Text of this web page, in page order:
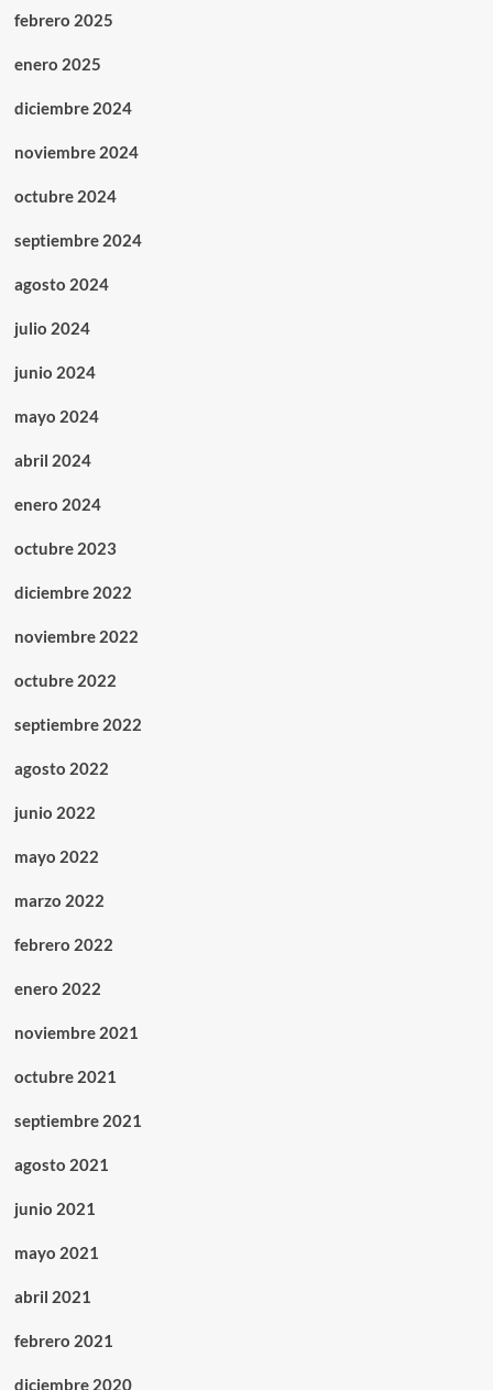
febrero 2025
enero 2025
diciembre 2024
noviembre 2024
octubre 2024
septiembre 2024
agosto 2024
julio 2024
junio 2024
mayo 2024
abril 2024
enero 2024
octubre 2023
diciembre 2022
noviembre 2022
octubre 2022
septiembre 2022
agosto 2022
junio 2022
mayo 2022
marzo 2022
febrero 2022
enero 2022
noviembre 2021
octubre 2021
septiembre 2021
agosto 2021
junio 2021
mayo 2021
abril 2021
febrero 2021
diciembre 2020